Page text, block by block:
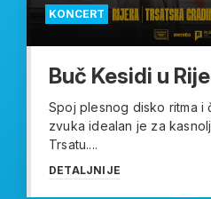
KONCERT
Buč Kesidi u
Spoj plesnog disko ritma
zvuka idealan je za
Trsatu....
DETALJNIJE